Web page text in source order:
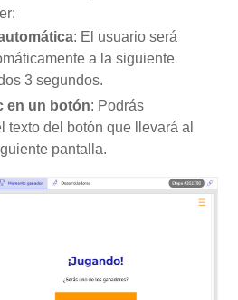
: El usuario será
a la siguiente
3 segundos.
en un botón: Podrás
texto del botón que llevará al
pantalla.